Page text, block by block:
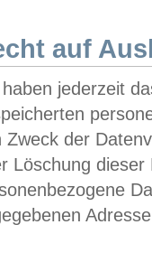
auf
haben jederzeit
Zweck der
Löschung